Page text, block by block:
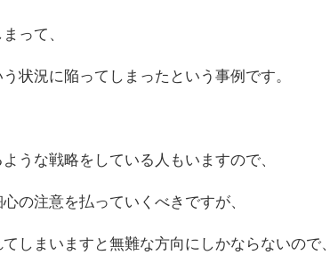
って、
状況に陥ってしまったという事例です。
うな戦略をしている人もいますので、
の注意を払っていくべきですが、
しまいますと無難な方向にしかならないので、